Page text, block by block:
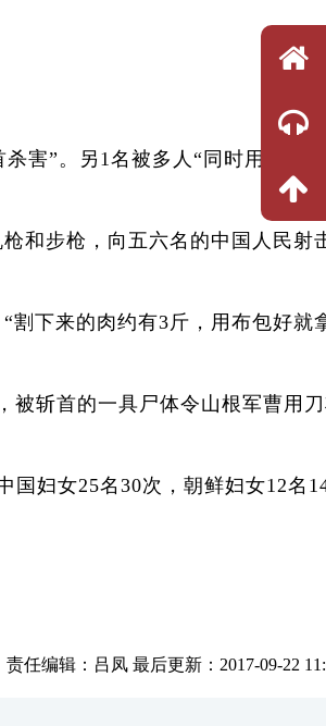
害”。另1名被多人“同时用刺刀刺
和步枪，向五六名的中国人民射
下来的肉约有3斤，用布包好就
斩首的一具尸体令山根军曹用
妇女25名30次，朝鲜妇女12名
责任编辑：吕凤 最后更新：2017-09-22